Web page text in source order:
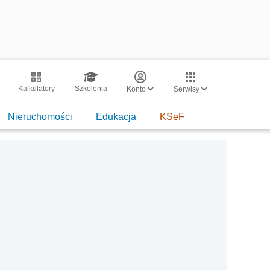
Kalkulatory Szkolenia Konto Serwisy
Nieruchomości Edukacja KSeF